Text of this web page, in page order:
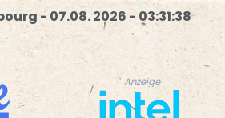
- 07.08. 2026 - 03:31:39
Anzeige